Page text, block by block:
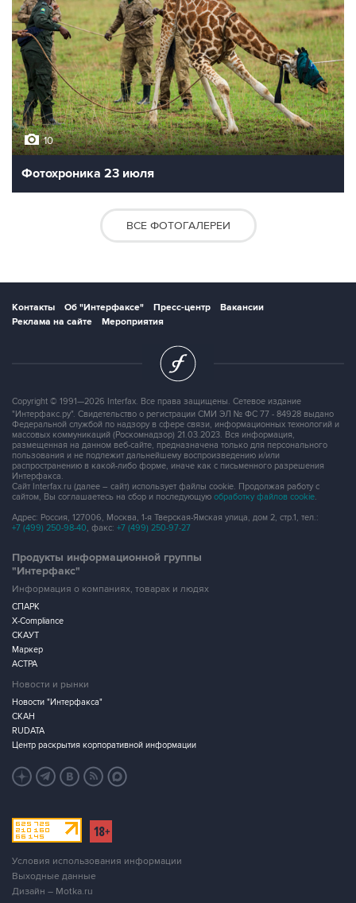
10
Фотохроника 23 июля
ВСЕ ФОТОГАЛЕРЕИ
Контакты Об "Интерфаксе" Пресс-центр
Вакансии
Реклама на сайте
Мероприятия
Copyright © 1991—2026 Interfax. Все права защищены. Сетевое издание
"Интерфакс.ру". Свидетельство о регистрации СМИ ЭЛ № ФС 77 - 84928 выдано
Федеральной службой по надзору в сфере связи, информационных технологий и
массовых коммуникаций (Роскомнадзор) 21.03.2023. Вся информация,
размещенная на данном веб-сайте, предназначена только для персонального
пользования и не подлежит дальнейшему воспроизведению и/или
распространению в какой-либо форме, иначе как с письменного разрешения
Интерфакса.
Сайт Interfax.ru (далее – сайт) использует файлы cookie. Продолжая работу с
сайтом, Вы соглашаетесь на сбор и последующую обработку файлов cookie.
Адрес: Россия, 127006, Москва, 1-я Тверская-Ямская улица, дом 2, стр.1, тел.:
+7 (499) 250-98-40, факс: +7 (499) 250-97-27
Продукты информационной группы
"Интерфакс"
Информация о компаниях, товарах и людях
СПАРК
X-Compliance
СКАУТ
Маркер
АСТРА
Новости и рынки
Новости "Интерфакса"
СКАН
RUDATA
Центр раскрытия корпоративной информации
Условия использования информации
Выходные данные
Дизайн – Motka.ru